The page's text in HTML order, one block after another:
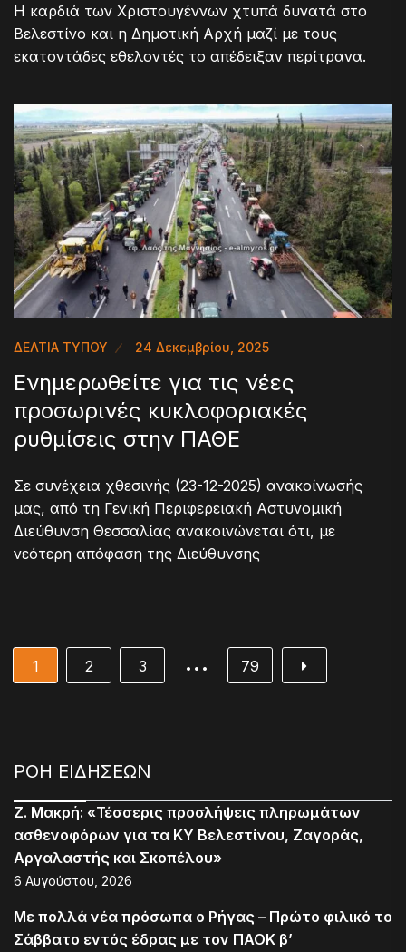
Η καρδιά των Χριστουγέννων χτυπά δυνατά στο
Βελεστίνο και η Δημοτική Αρχή μαζί με τους
εκατοντάδες εθελοντές το απέδειξαν περίτρανα.
ΔΕΛΤΙΑ ΤΥΠΟΥ 24 Δεκεμβρίου, 2025
Ενημερωθείτε για τις νέες
προσωρινές κυκλοφοριακές
ρυθμίσεις στην ΠΑΘΕ
Σε συνέχεια χθεσινής (23-12-2025) ανακοίνωσής
μας, από τη Γενική Περιφερειακή Αστυνομική
Διεύθυνση Θεσσαλίας ανακοινώνεται ότι, με
νεότερη απόφαση της Διεύθυνσης
1 2 3 … 79
ΡΟΗ ΕΙΔΗΣΕΩΝ
Ζ. Μακρή: «Τέσσερις προσλήψεις πληρωμάτων
ασθενοφόρων για τα ΚΥ Βελεστίνου, Ζαγοράς,
Αργαλαστής και Σκοπέλου»
6 Αυγούστου, 2026
Με πολλά νέα πρόσωπα ο Ρήγας – Πρώτο φιλικό το
Σάββατο εντός έδρας με τον ΠΑΟΚ β’